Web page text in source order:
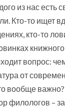
из нас есть
Кто-то ищет
кто-то
вопрос:
от
вообще
филологов –